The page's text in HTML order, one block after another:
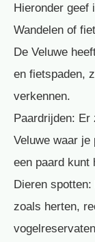
Hieronder geef
Wandelen of
De Veluwe
en fietspaden,
verkennen.
Paardrijden: Er
Veluwe waar
een paard kunt
Dieren
zoals herten,